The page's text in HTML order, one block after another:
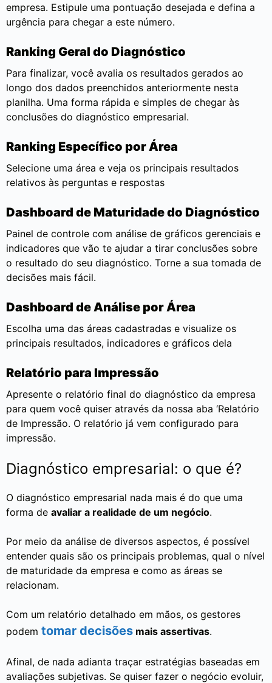
empresa. Estipule uma pontuação desejada e defina a
urgência para chegar a este número.
Ranking Geral do Diagnóstico
Para finalizar, você avalia os resultados gerados ao
longo dos dados preenchidos anteriormente nesta
planilha. Uma forma rápida e simples de chegar às
conclusões do diagnóstico empresarial.
Ranking Específico por Área
Selecione uma área e veja os principais resultados
relativos às perguntas e respostas
Dashboard de Maturidade do Diagnóstico
Painel de controle com análise de gráficos gerenciais e
indicadores que vão te ajudar a tirar conclusões sobre
o resultado do seu diagnóstico. Torne a sua tomada de
decisões mais fácil.
Dashboard de Análise por Área
Escolha uma das áreas cadastradas e visualize os
principais resultados, indicadores e gráficos dela
Relatório para Impressão
Apresente o relatório final do diagnóstico da empresa
para quem você quiser através da nossa aba ‘Relatório
de Impressão. O relatório já vem configurado para
impressão.
Diagnóstico empresarial: o que é?
O diagnóstico empresarial nada mais é do que uma
forma de avaliar a realidade de um negócio.
Por meio da análise de diversos aspectos, é possível
entender quais são os principais problemas, qual o nível
de maturidade da empresa e como as áreas se
relacionam.
Com um relatório detalhado em mãos, os gestores
podem tomar decisões mais assertivas.
Afinal, de nada adianta traçar estratégias baseadas em
avaliações subjetivas. Se quiser fazer o negócio evoluir,